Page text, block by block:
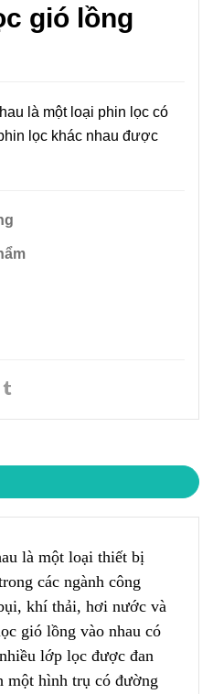
gió lồng
là một loại phin lọc có
lọc khác nhau được
là một loại thiết bị
các ngành công
khí thải, hơi nước và
gió lồng vào nhau có
lớp lọc được đan
một hình trụ có đường